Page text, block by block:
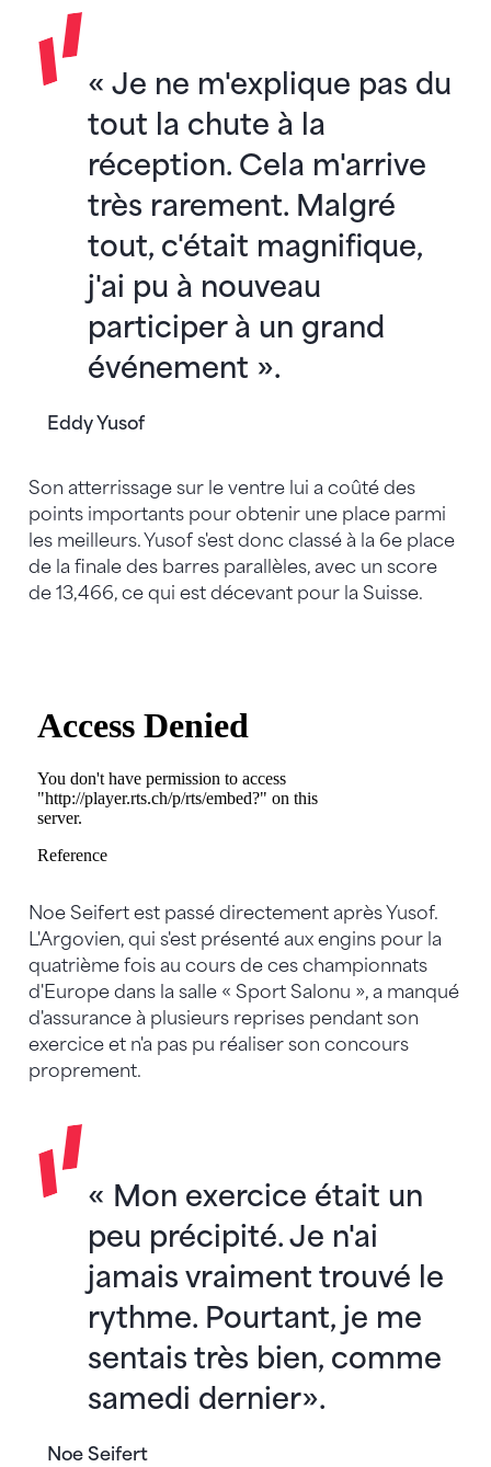
Eddy Yusof
« Je ne m'explique pas du
tout la chute à la
réception. Cela m'arrive
très rarement. Malgré
tout, c'était magnifique,
j'ai pu à nouveau
participer à un grand
événement ».
Son atterrissage sur le ventre lui a coûté des
points importants pour obtenir une place parmi
les meilleurs. Yusof s'est donc classé à la 6e place
de la finale des barres parallèles, avec un score
de 13,466, ce qui est décevant pour la Suisse.
Noe Seifert est passé directement après Yusof.
L'Argovien, qui s'est présenté aux engins pour la
quatrième fois au cours de ces championnats
d'Europe dans la salle « Sport Salonu », a manqué
d'assurance à plusieurs reprises pendant son
exercice et n'a pas pu réaliser son concours
proprement.
Noe Seifert
« Mon exercice était un
peu précipité. Je n'ai
jamais vraiment trouvé le
rythme. Pourtant, je me
sentais très bien, comme
samedi dernier».